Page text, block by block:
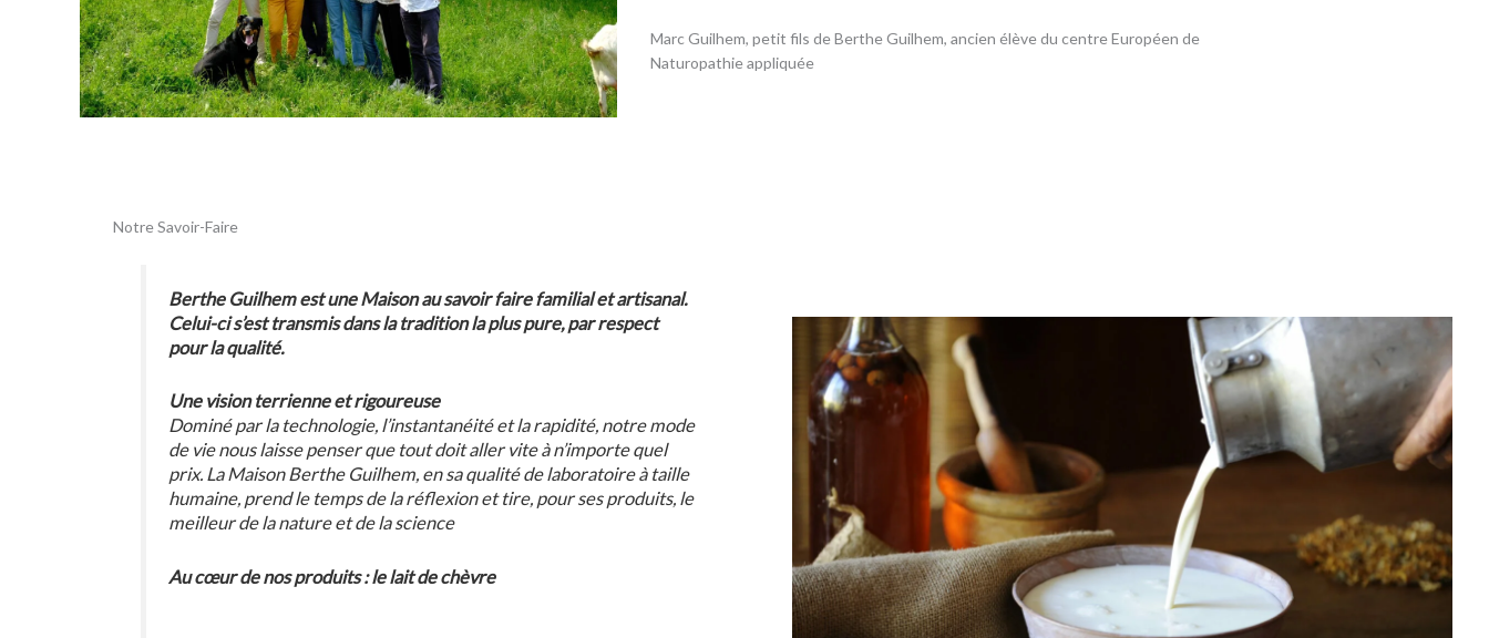
Marc Guilhem, petit fils de Berthe Guilhem, ancien élève du centre Européen de
Naturopathie appliquée
Notre Savoir-Faire
Berthe Guilhem est une Maison au savoir faire familial et artisanal.
Celui-ci s’est transmis dans la tradition la plus pure, par respect
pour la qualité.
Une vision terrienne et rigoureuse
Dominé par la technologie, l’instantanéité et la rapidité, notre mode
de vie nous laisse penser que tout doit aller vite à n’importe quel
prix. La Maison Berthe Guilhem, en sa qualité de laboratoire à taille
humaine, prend le temps de la réflexion et tire, pour ses produits, le
meilleur de la nature et de la science
Au cœur de nos produits : le lait de chèvre